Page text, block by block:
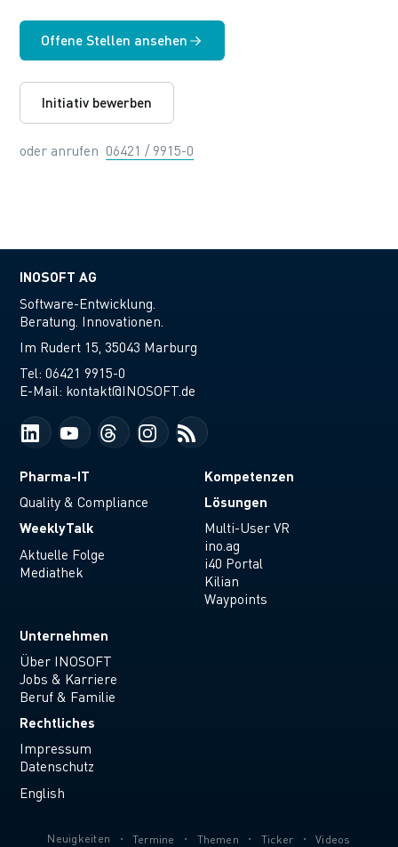
Offene Stellen ansehen
Initiativ bewerben
oder anrufen 06421 / 9915-0
INOSOFT AG
Software-Entwicklung.
Beratung. Innovationen.
Im Rudert 15, 35043 Marburg
Tel:06421 9915-0
E-Mail: kontakt@INOSOFT.de
Pharma-IT
Quality & Compliance
WeeklyTalk
Aktuelle Folge
Mediathek
Kompetenzen
Lösungen
Multi-User VR
ino.ag
i40 Portal
Kilian
Waypoints
Unternehmen
Über INOSOFT
Jobs & Karriere
Beruf & Familie
Rechtliches
Impressum
Datenschutz
English
Neuigkeiten Termine Themen Ticker Videos